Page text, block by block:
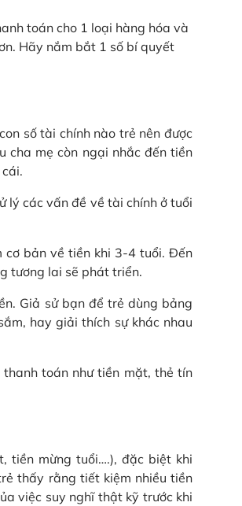
toán cho 1 loại hàng hóa và
Hãy nắm bắt 1 số bí quyết
số tài chính nào trẻ nên được
cha mẹ còn ngại nhắc đến tiền
lý các vấn đề về tài chính ở tuổi
cơ bản về tiền khi 3-4 tuổi. Đến
tương lai sẽ phát triển.
Giả sử bạn để trẻ dùng bảng
hay giải thích sự khác nhau
toán như tiền mặt, thẻ tín
tiền mừng tuổi….), đặc biệt khi
thấy rằng tiết kiệm nhiều tiền
việc suy nghĩ thật kỹ trước khi